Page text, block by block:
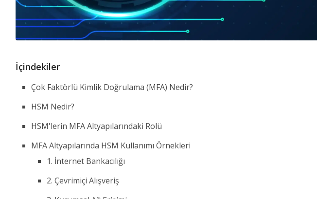
İçindekiler
Çok Faktörlü Kimlik Doğrulama (MFA) Nedir?
HSM Nedir?
HSM'lerin MFA Altyapılarındaki Rolü
MFA Altyapılarında HSM Kullanımı Örnekleri
1. İnternet Bankacılığı
2. Çevrimiçi Alışveriş